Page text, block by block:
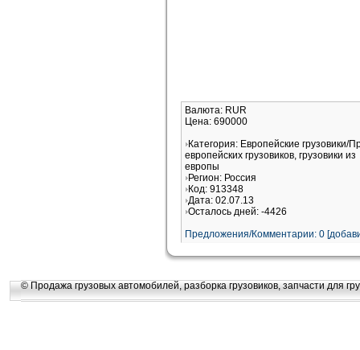
Валюта: RUR
Цена: 690000
Категория: Европейские грузовики/
европейских грузовиков, грузовики из
европы
Регион: Россия
Код: 913348
Дата: 02.07.13
Осталось дней: -4426
Предложения/Комментарии: 0
© Продажа грузовых автомобилей, разборка грузовиков, запчасти для